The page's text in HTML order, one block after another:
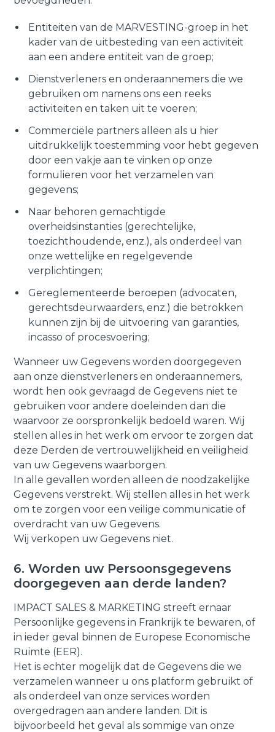
Entiteiten van de MARVESTING-groep in het
kader van de uitbesteding van een activiteit
aan een andere entiteit van de groep;
Dienstverleners en onderaannemers die we
gebruiken om namens ons een reeks
activiteiten en taken uit te voeren;
Commerciële partners alleen als u hier
uitdrukkelijk toestemming voor hebt gegeven
door een vakje aan te vinken op onze
formulieren voor het verzamelen van
gegevens;
Naar behoren gemachtigde
overheidsinstanties (gerechtelijke,
toezichthoudende, enz.), als onderdeel van
onze wettelijke en regelgevende
verplichtingen;
Gereglementeerde beroepen (advocaten,
gerechtsdeurwaarders, enz.) die betrokken
kunnen zijn bij de uitvoering van garanties,
incasso of procesvoering;
Wanneer uw Gegevens worden doorgegeven
aan onze dienstverleners en onderaannemers,
wordt hen ook gevraagd de Gegevens niet te
gebruiken voor andere doeleinden dan die
waarvoor ze oorspronkelijk bedoeld waren. Wij
stellen alles in het werk om ervoor te zorgen dat
deze Derden de vertrouwelijkheid en veiligheid
van uw Gegevens waarborgen.
In alle gevallen worden alleen de noodzakelijke
Gegevens verstrekt. Wij stellen alles in het werk
om te zorgen voor een veilige communicatie of
overdracht van uw Gegevens.
Wij verkopen uw Gegevens niet.
6. Worden uw Persoonsgegevens
doorgegeven aan derde landen?
IMPACT SALES & MARKETING streeft ernaar
Persoonlijke gegevens in Frankrijk te bewaren, of
in ieder geval binnen de Europese Economische
Ruimte (EER).
Het is echter mogelijk dat de Gegevens die we
verzamelen wanneer u ons platform gebruikt of
als onderdeel van onze services worden
overgedragen aan andere landen. Dit is
bijvoorbeeld het geval als sommige van onze